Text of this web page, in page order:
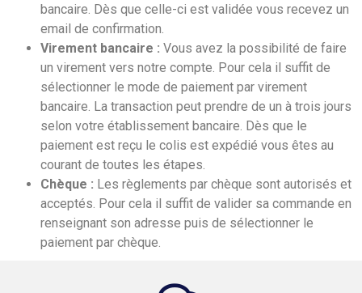
bancaire. Dès que celle-ci est validée vous recevez un
email de confirmation.
Virement bancaire : Vous avez la possibilité de faire
un virement vers notre compte. Pour cela il suffit de
sélectionner le mode de paiement par virement
bancaire. La transaction peut prendre de un à trois jours
selon votre établissement bancaire. Dès que le
paiement est reçu le colis est expédié vous êtes au
courant de toutes les étapes.
Chèque : Les règlements par chèque sont autorisés et
acceptés. Pour cela il suffit de valider sa commande en
renseignant son adresse puis de sélectionner le
paiement par chèque.